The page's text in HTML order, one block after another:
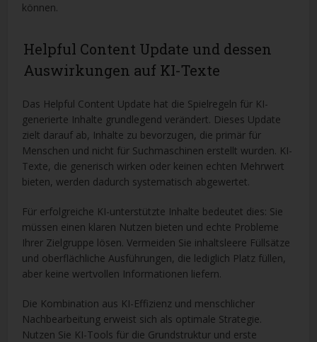
können.
Helpful Content Update und dessen
Auswirkungen auf KI-Texte
Das Helpful Content Update hat die Spielregeln für KI-
generierte Inhalte grundlegend verändert. Dieses Update
zielt darauf ab, Inhalte zu bevorzugen, die primär für
Menschen und nicht für Suchmaschinen erstellt wurden. KI-
Texte, die generisch wirken oder keinen echten Mehrwert
bieten, werden dadurch systematisch abgewertet.
Für erfolgreiche KI-unterstützte Inhalte bedeutet dies: Sie
müssen einen klaren Nutzen bieten und echte Probleme
Ihrer Zielgruppe lösen. Vermeiden Sie inhaltsleere Füllsätze
und oberflächliche Ausführungen, die lediglich Platz füllen,
aber keine wertvollen Informationen liefern.
Die Kombination aus KI-Effizienz und menschlicher
Nachbearbeitung erweist sich als optimale Strategie.
Nutzen Sie KI-Tools für die Grundstruktur und erste